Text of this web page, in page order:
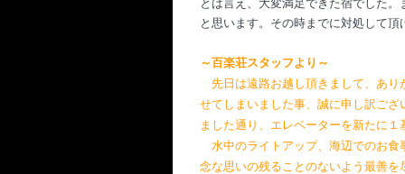
とは言え、大変満足できた宿でした。
と思います。その時までに対処して
～百楽荘スタッフより～
先日は遠路お越し頂きまして、あり
せてしまいました事、誠に申し訳ご
ました通り、エレベーターを新たに
水中のライトアップ、海辺でのお食
念な思いの残ることのないよう最善